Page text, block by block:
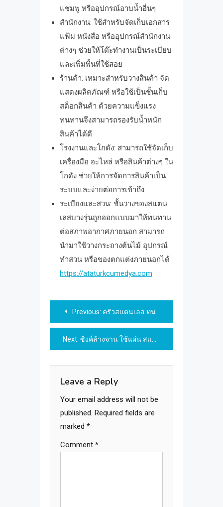
แชมพู หรืออุปกรณ์อาบน้ำอื่นๆ
สำนักงาน: ใช้สำหรับจัดเก็บเอกสาร
แฟ้ม หนังสือ หรืออุปกรณ์สำนักงาน
ต่างๆ ช่วยให้โต๊ะทำงานเป็นระเบียบ
และเพิ่มพื้นที่ใช้สอย
ร้านค้า: เหมาะสำหรับวางสินค้า จัด
แสดงผลิตภัณฑ์ หรือใช้เป็นชั้นเก็บ
สต็อกสินค้า ด้วยความแข็งแรง
ทนทานจึงสามารถรองรับน้ำหนัก
สินค้าได้ดี
โรงงานและโกดัง: สามารถใช้จัดเก็บ
เครื่องมือ อะไหล่ หรือสินค้าต่างๆ ใน
โกดัง ช่วยให้การจัดการสินค้าเป็น
ระบบและง่ายต่อการเข้าถึง
ระเบียงและสวน: ชั้นวางของสแตน
เลสบางรุ่นถูกออกแบบมาให้ทนทาน
ต่อสภาพอากาศภายนอก สามารถ
นำมาใช้วางกระถางต้นไม้ อุปกรณ์
ทำสวน หรือของตกแต่งภายนอกได้
https://ataturkcumedya.com
Post
navigation
Previous: ครัวสแตนเลส ทนทาน งานดี ด้วยประสบการณ์มากกว่า 20 ปี
Next: ซิงค์ล้างจาน ใช้แผ่น สแตนเลส Thainox แข็งแรง คุณภาพอันดับ 1
Leave a Reply
Your email address will not be
published. Required fields are
marked *
Comment *